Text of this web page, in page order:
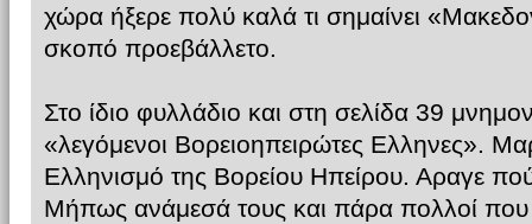
χώρα ήξερε πολύ καλά τι σημαίνει
σκοπό προεβάλλετο.
Στο ίδιο φυλλάδιο και στη σελίδα 39
«λεγόμενοι Βορειοηπειρώτες Ελληνες».
Ελληνισμό της Βορείου Ηπείρου. Αραγε πού
Μήπως ανάμεσά τους και πάρα πολλοί που